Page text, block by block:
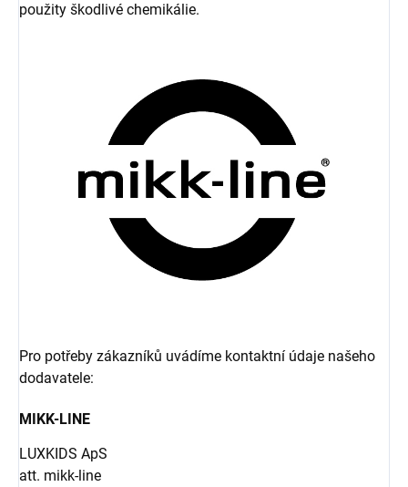
použity škodlivé chemikálie.
Pro potřeby zákazníků uvádíme kontaktní údaje našeho
dodavatele:
MIKK-LINE
LUXKIDS ApS
att. mikk-line